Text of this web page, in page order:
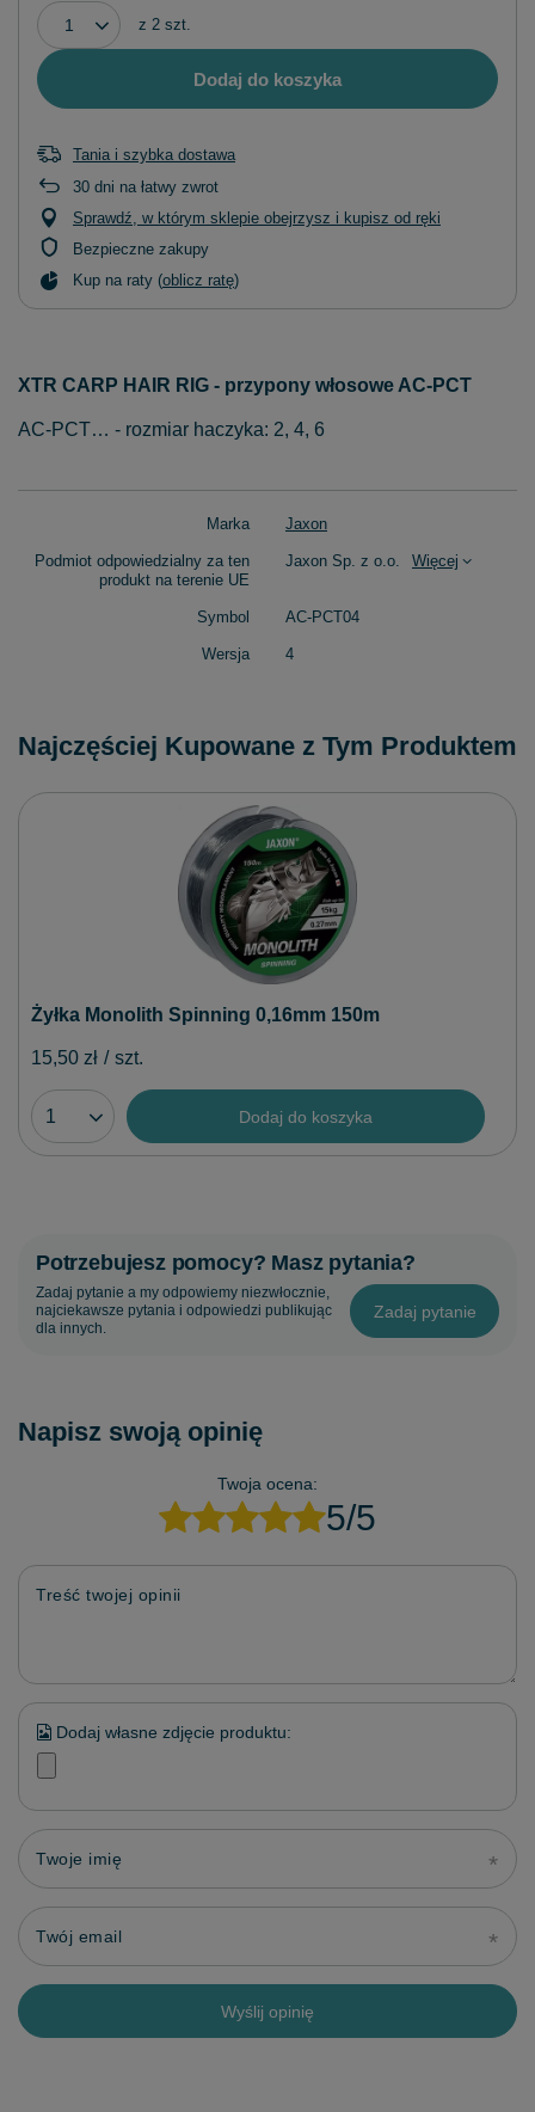
z 2 szt.
Dodaj do koszyka
Tania i szybka dostawa
30 dni na łatwy zwrot
Sprawdź, w którym sklepie obejrzysz i kupisz od ręki
Bezpieczne zakupy
Kup na raty (oblicz ratę)
XTR CARP HAIR RIG - przypony włosowe AC-PCT
AC-PCT… - rozmiar haczyka: 2, 4, 6
Marka Jaxon
Podmiot odpowiedzialny za ten
produkt na terenie UE
Jaxon Sp. z o.o. Więcej
Symbol AC-PCT04
Wersja 4
Najczęściej Kupowane z Tym Produktem
Żyłka Monolith Spinning 0,16mm 150m
15,50 zł / szt.
Dodaj do koszyka
Potrzebujesz pomocy? Masz pytania?
Zadaj pytanie a my odpowiemy niezwłocznie,
najciekawsze pytania i odpowiedzi publikując
dla innych.
Zadaj pytanie
Napisz swoją opinię
Twoja ocena:
5/5
Treść twojej opinii
Dodaj własne zdjęcie produktu:
Twoje imię
Twój email
Wyślij opinię